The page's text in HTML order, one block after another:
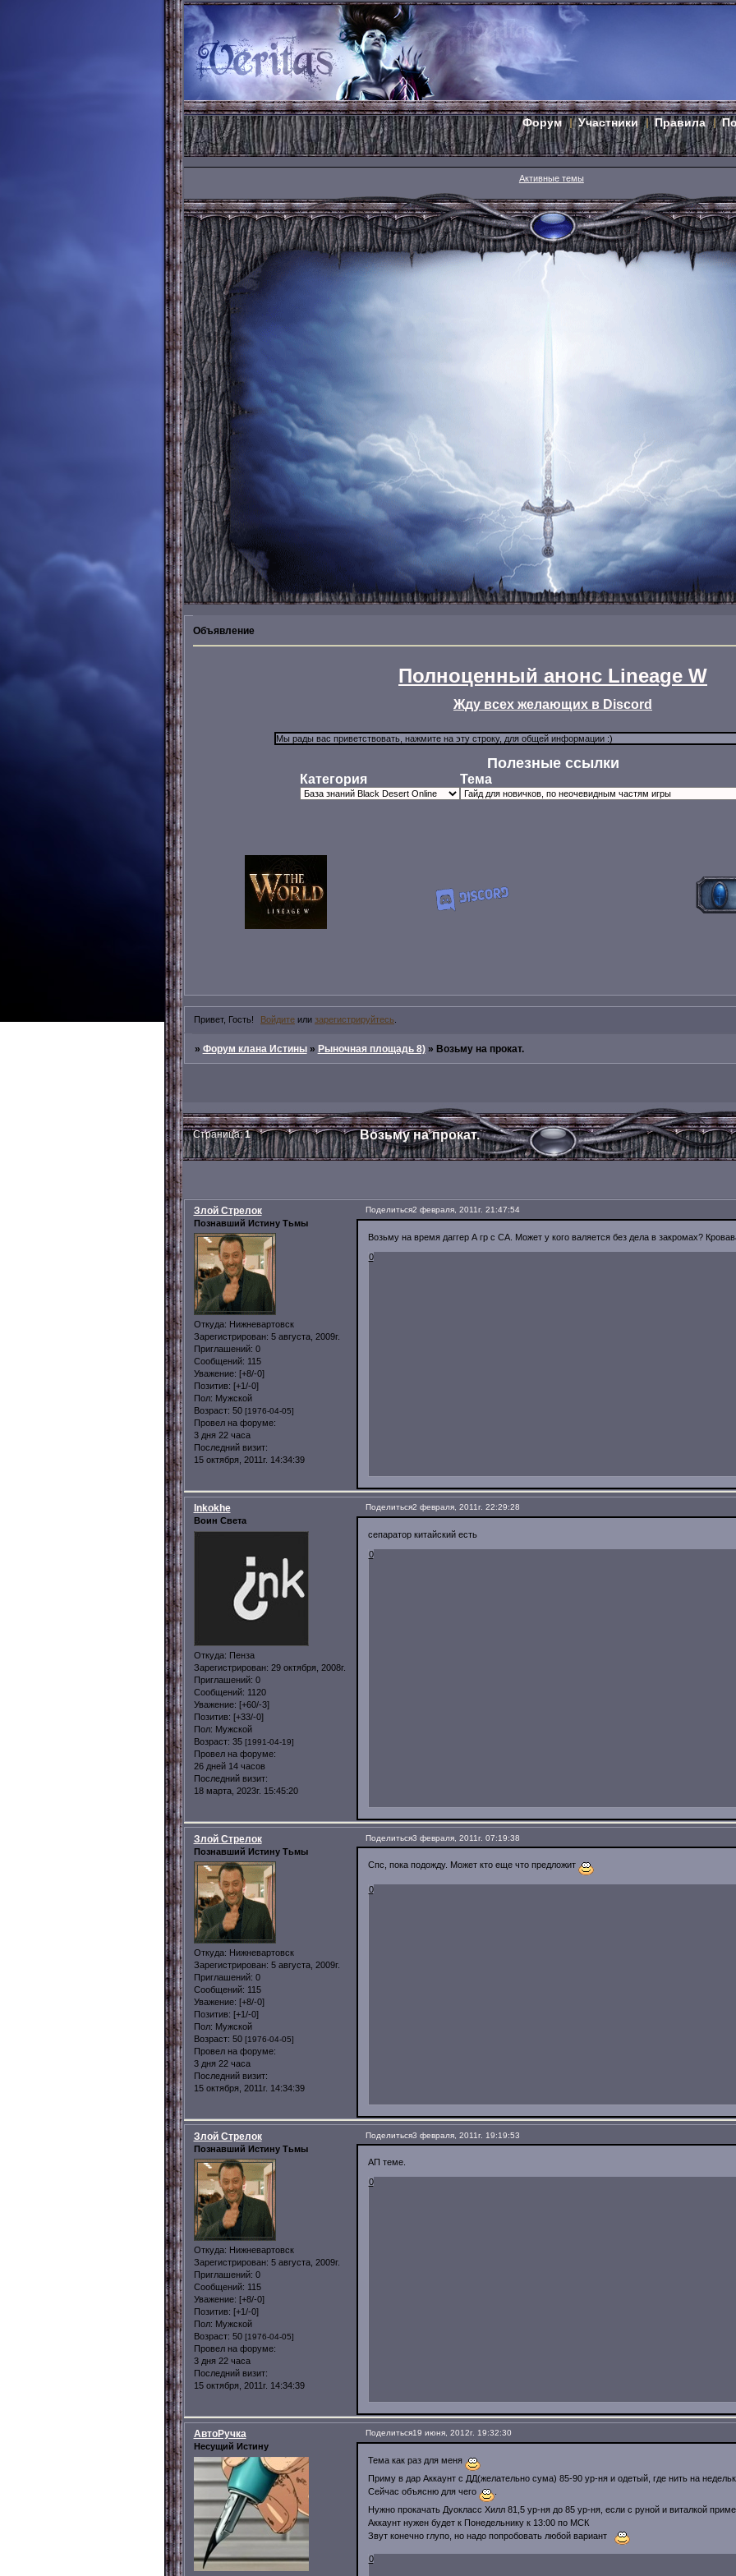
Форум Участники Правила
Активные темы
Объявление
Полноценный анонс Lineage W
Жду всех желающих в Discord
Полезные ссылки
Категория Тема
Привет, Гость! Войдите или зарегистрируйтесь
» Форум клана Истины » Рыночная площадь 8) » Возьму на прокат.
Возьму на прокат.
Страница:1
Поделиться2 февраля, 2011г. 21:47:54
Злой Стрелок
Познавший Истину Тьмы
Откуда: Нижневартовск
Зарегистрирован: 5 августа, 2009г.
Приглашений: 0
Сообщений: 115
Уважение: [+8/-0]
Позитив: [+1/-0]
Пол: Мужской
Возраст: 50 [1976-04-05]
Провел на форуме:
3 дня 22 часа
Последний визит:
15 октября, 2011г. 14:34:39
Возьму на время даггер А гр с СА. Может у кого валяется без дела в закромах?
0
Поделиться2 февраля, 2011г. 22:29:28
Inkokhe
Воин Света
Откуда: Пенза
Зарегистрирован: 29 октября, 2008г.
Приглашений: 0
Сообщений: 1120
Уважение: [+60/-3]
Позитив: [+33/-0]
Пол: Мужской
Возраст: 35 [1991-04-19]
Провел на форуме:
26 дней 14 часов
Последний визит:
18 марта, 2023г. 15:45:20
сепаратор китайский есть
0
Поделиться3 февраля, 2011г. 07:19:38
Злой Стрелок
Познавший Истину Тьмы
Откуда: Нижневартовск
Зарегистрирован: 5 августа, 2009г.
Приглашений: 0
Сообщений: 115
Уважение: [+8/-0]
Позитив: [+1/-0]
Пол: Мужской
Возраст: 50 [1976-04-05]
Провел на форуме:
3 дня 22 часа
Последний визит:
15 октября, 2011г. 14:34:39
Спс, пока подожду. Может кто еще что предложит
0
Поделиться3 февраля, 2011г. 19:19:53
Злой Стрелок
Познавший Истину Тьмы
Откуда: Нижневартовск
Зарегистрирован: 5 августа, 2009г.
Приглашений: 0
Сообщений: 115
Уважение: [+8/-0]
Позитив: [+1/-0]
Пол: Мужской
Возраст: 50 [1976-04-05]
Провел на форуме:
3 дня 22 часа
Последний визит:
15 октября, 2011г. 14:34:39
АП теме.
0
Поделиться19 июня, 2012г. 19:32:30
АвтоРучка
Несущий Истину
Тема как раз для меня
Приму в дар Аккаунт с ДД(желательно сума) 85-90 ур-ня и одетый, где нить на
Сейчас объясню для чего
Нужно прокачать Дуокласс Хилл 81,5 ур-ня до 85 ур-ня, если с руной и виталкой
Аккаунт нужен будет к Понедельнику к 13:00 по МСК
Звут конечно глупо, но надо попробовать любой вариант
0